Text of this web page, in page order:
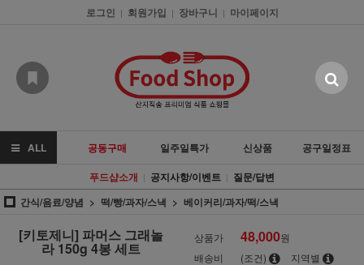
로그인 | 회원가입 | 장바구니 | 마이페이지
ALL 공동구매 일주일특가 신상품
공구일정표
푸드샵소개 | 공지사항/이벤트 | 질문/답변
간식/음료/양념
떡/빵/과자/스낵 베이커리/과자/떡/스낵
[키토제니] 파머스 그래놀
라 150g 4봉 세트
상품가 48,000원
배송비
(조건) 지역별